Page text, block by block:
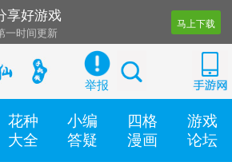
享好游戏
一时间更新
助工具
马上下载
举报
花种
大全
小编
答疑
四格
漫画
游戏
论坛